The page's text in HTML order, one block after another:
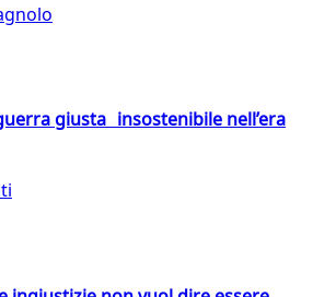
giusta insostenibile nell’era